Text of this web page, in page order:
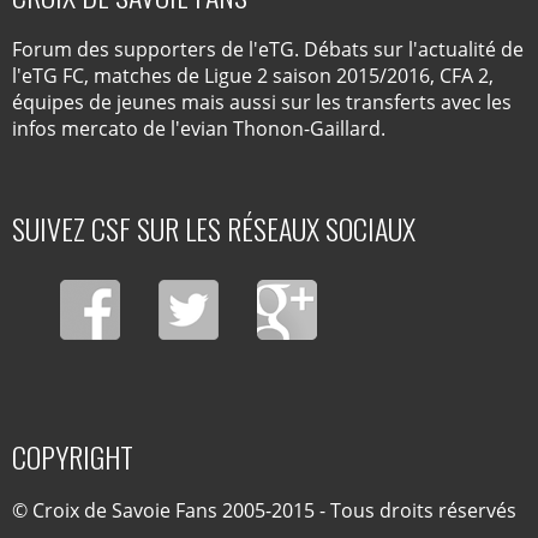
Forum des supporters de l'eTG. Débats sur l'actualité de
l'eTG FC, matches de Ligue 2 saison 2015/2016, CFA 2,
équipes de jeunes mais aussi sur les transferts avec les
infos mercato de l'evian Thonon-Gaillard.
SUIVEZ CSF SUR LES RÉSEAUX SOCIAUX
COPYRIGHT
© Croix de Savoie Fans 2005-2015 - Tous droits réservés